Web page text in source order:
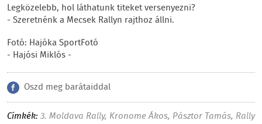
Legközelebb, hol láthatunk titeket versenyezni?
- Szeretnénk a Mecsek Rallyn rajthoz állni.
Fotó: Hajóka SportFotó
- Hajósi Miklós -
Oszd meg barátaiddal
Címkék: 3. Moldava Rally, Kronome Ákos, Pásztor Tamás, Rally